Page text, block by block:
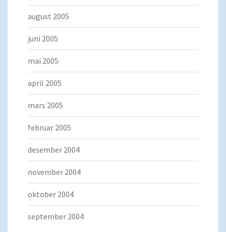
august 2005
juni 2005
mai 2005
april 2005
mars 2005
februar 2005
desember 2004
november 2004
oktober 2004
september 2004